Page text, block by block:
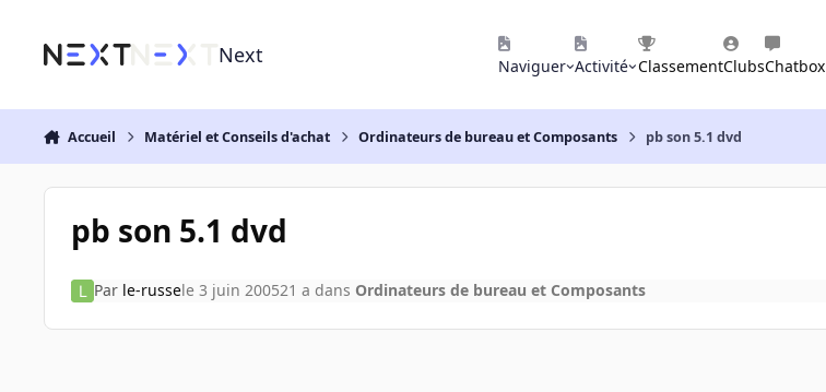
Next Naviguer Activité ClassementClubsChatbox
Accueil Matériel et Conseils d'achat Ordinateurs de bureau et Composants pb son 5.1 dvd
pb son 5.1 dvd
Par le-russele 3 juin 200521 a dans Ordinateurs de bureau et Composants